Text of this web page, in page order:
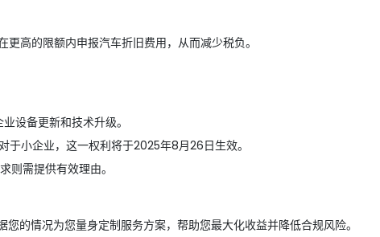
高的限额内申报汽车折旧费用，从而减少税负。
设备更新和技术升级。
小企业，这一权利将于2025年8月26日生效。
需提供有效理由。
的情况为您量身定制服务方案，帮助您最大化收益并降低合规风险。